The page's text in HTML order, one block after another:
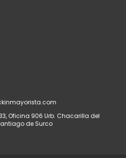
Oficina 906 Urb. Chacarilla del
de Surco